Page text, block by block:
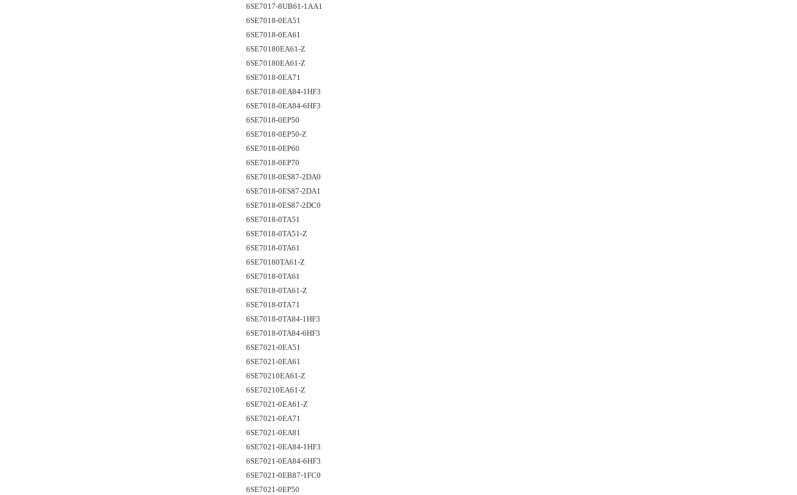
6SE7017-8UB61-1AA1
6SE7018-0EA51
6SE7018-0EA61
6SE70180EA61-Z
6SE70180EA61-Z
6SE7018-0EA71
6SE7018-0EA84-1HF3
6SE7018-0EA84-6HF3
6SE7018-0EP50
6SE7018-0EP50-Z
6SE7018-0EP60
6SE7018-0EP70
6SE7018-0ES87-2DA0
6SE7018-0ES87-2DA1
6SE7018-0ES87-2DC0
6SE7018-0TA51
6SE7018-0TA51-Z
6SE7018-0TA61
6SE70180TA61-Z
6SE7018-0TA61
6SE7018-0TA61-Z
6SE7018-0TA71
6SE7018-0TA84-1HF3
6SE7018-0TA84-6HF3
6SE7021-0EA51
6SE7021-0EA61
6SE70210EA61-Z
6SE70210EA61-Z
6SE7021-0EA61-Z
6SE7021-0EA71
6SE7021-0EA81
6SE7021-0EA84-1HF3
6SE7021-0EA84-6HF3
6SE7021-0EB87-1FC0
6SE7021-0EP50